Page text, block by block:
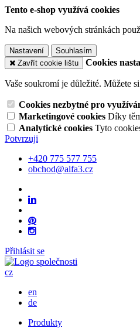
Tento e-shop využívá cookies
Na našich webových stránkách
Nastavení
Souhlasím
Zavřít cookie lištu
Cookies
Vaše soukromí je důležité. Můžete
Cookies nezbytné pro
Marketingové cookies Díky
Analytické cookies Tyto
Potvrzuji
+420 775 577 755
obchod@alfa3.cz
Přihlásit se
cz
en
de
Produkty